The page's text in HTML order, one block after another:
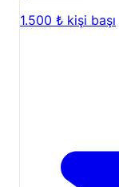
1.500 ₺ kişi başı